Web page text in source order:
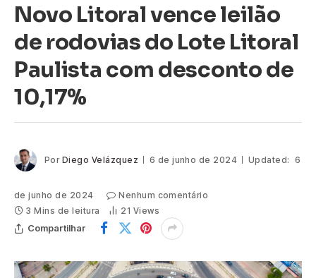
Novo Litoral vence leilão
de rodovias do Lote Litoral
Paulista com desconto de
10,17%
Por Diego Velázquez 6 de junho de 2024 Updated: 6
de junho de 2024
Nenhum comentário
3 Mins de leitura
21 Views
Compartilhar